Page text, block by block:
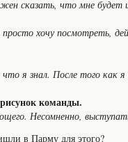
сказать, что мне
хочу посмотреть,
я знал. После того как
команды.
Несомненно,
в Парму для этого?